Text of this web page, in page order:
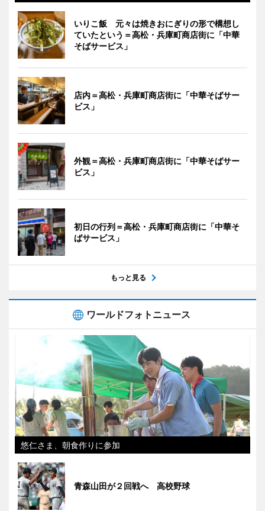
いりこ飯 元々は焼きおにぎりの形で構想し
ていたという＝高松・兵庫町商店街に「中華
そばサービス」
店内＝高松・兵庫町商店街に「中華そばサー
ビス」
外観＝高松・兵庫町商店街に「中華そばサー
ビス」
初日の行列＝高松・兵庫町商店街に「中華そ
ばサービス」
もっと見る
ワールドフォトニュース
悠仁さま、朝食作りに参加
青森山田が２回戦へ 高校野球